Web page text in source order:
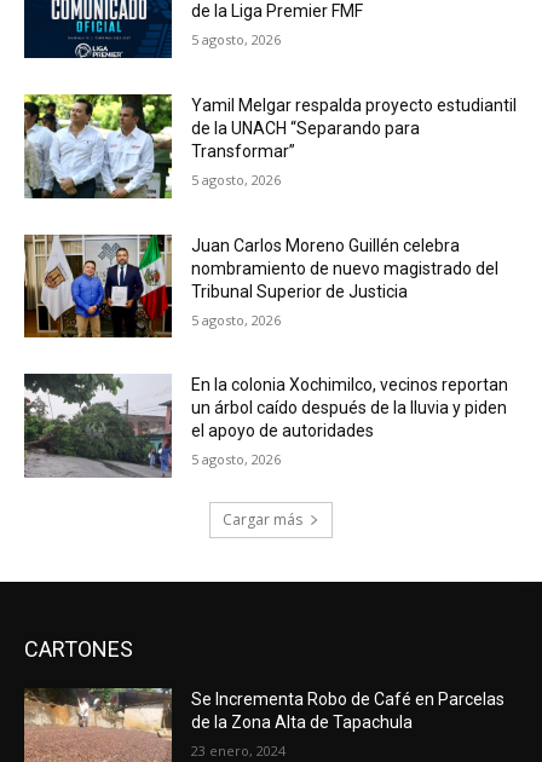
de la Liga Premier FMF
5 agosto, 2026
Yamil Melgar respalda proyecto estudiantil
de la UNACH “Separando para
Transformar”
5 agosto, 2026
Juan Carlos Moreno Guillén celebra
nombramiento de nuevo magistrado del
Tribunal Superior de Justicia
5 agosto, 2026
En la colonia Xochimilco, vecinos reportan
un árbol caído después de la lluvia y piden
el apoyo de autoridades
5 agosto, 2026
Cargar más
CARTONES
Se Incrementa Robo de Café en Parcelas
de la Zona Alta de Tapachula
23 enero, 2024